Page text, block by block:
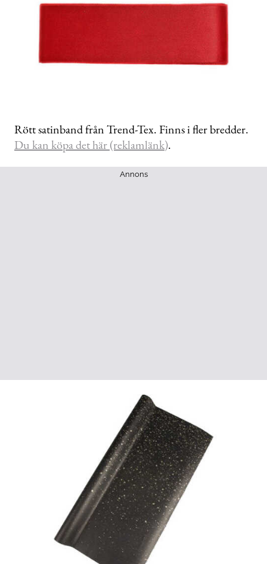
Rött satinband från Trend-Tex. Finns i fler bredder.
Du kan köpa det här (reklamlänk).
Annons